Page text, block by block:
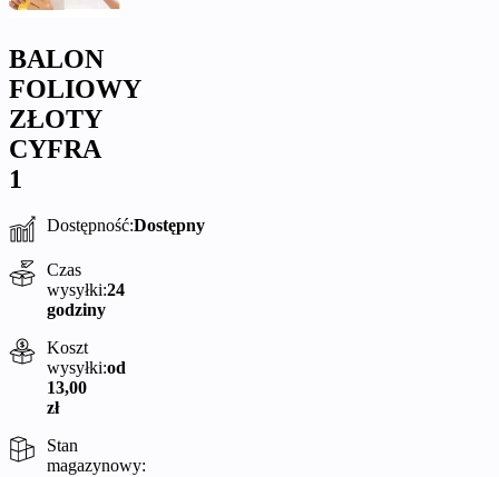
BALON
FOLIOWY
ZŁOTY
CYFRA
1
Dostępność:Dostępny
Czas
wysyłki:24
godziny
Koszt
wysyłki:od
13,00
zł
Stan
magazynowy: